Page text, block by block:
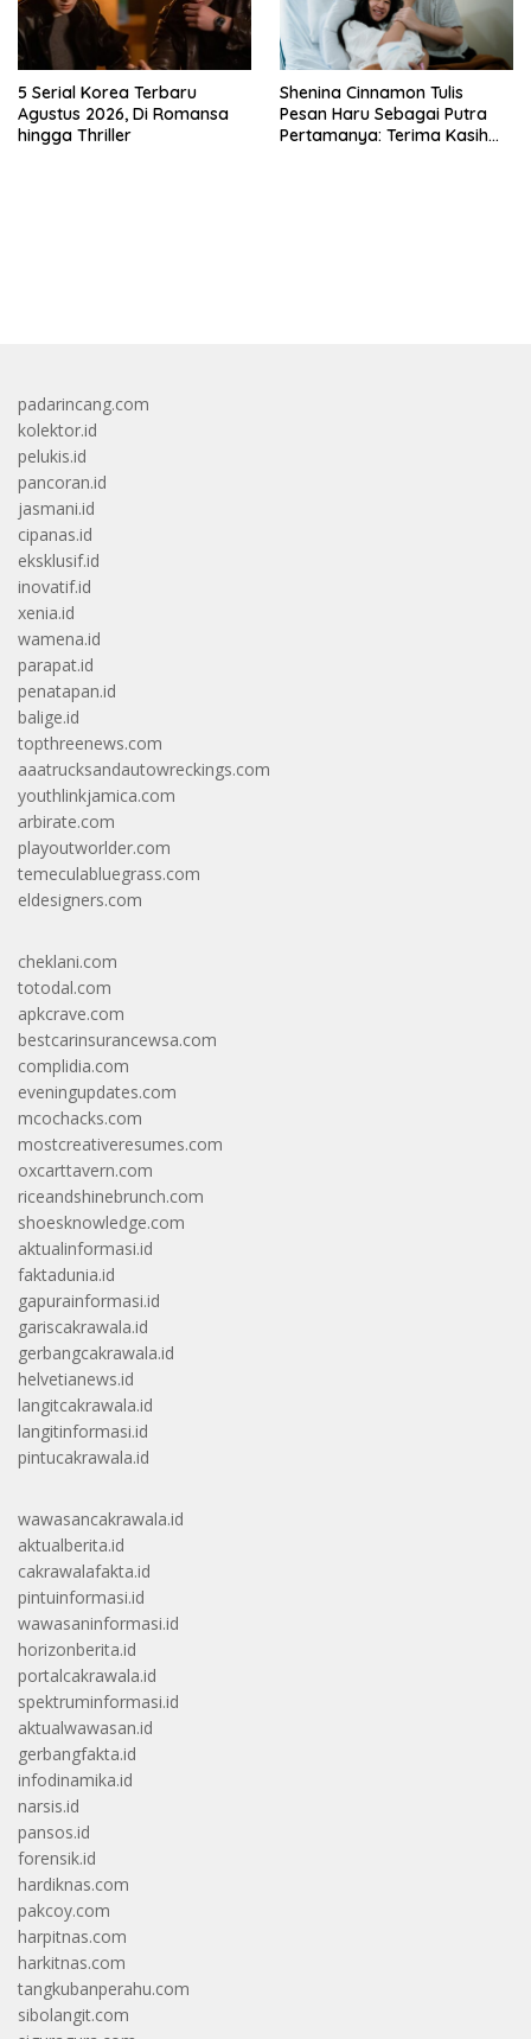
5 Serial Korea Terbaru
Agustus 2026, Di Romansa
hingga Thriller
Shenina Cinnamon Tulis
Pesan Haru Sebagai Putra
Pertamanya: Terima Kasih
padarincang.com
kolektor.id
pelukis.id
pancoran.id
jasmani.id
cipanas.id
eksklusif.id
inovatif.id
xenia.id
wamena.id
parapat.id
penatapan.id
balige.id
topthreenews.com
aaatrucksandautowreckings.com
youthlinkjamica.com
arbirate.com
playoutworlder.com
temeculabluegrass.com
eldesigners.com
cheklani.com
totodal.com
apkcrave.com
bestcarinsurancewsa.com
complidia.com
eveningupdates.com
mcochacks.com
mostcreativeresumes.com
oxcarttavern.com
riceandshinebrunch.com
shoesknowledge.com
aktualinformasi.id
faktadunia.id
gapurainformasi.id
gariscakrawala.id
gerbangcakrawala.id
helvetianews.id
langitcakrawala.id
langitinformasi.id
pintucakrawala.id
wawasancakrawala.id
aktualberita.id
cakrawalafakta.id
pintuinformasi.id
wawasaninformasi.id
horizonberita.id
portalcakrawala.id
spektruminformasi.id
aktualwawasan.id
gerbangfakta.id
infodinamika.id
narsis.id
pansos.id
forensik.id
hardiknas.com
pakcoy.com
harpitnas.com
harkitnas.com
tangkubanperahu.com
sibolangit.com